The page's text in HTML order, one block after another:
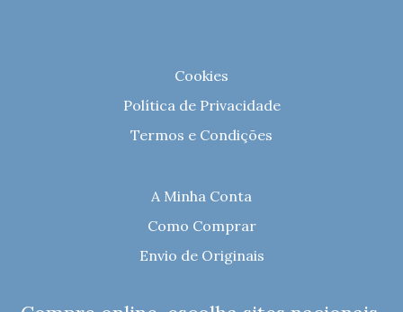
Cookies
Política de Privacidade
Termos e Condições
A Minha Conta
Como Comprar
Envio de Originais